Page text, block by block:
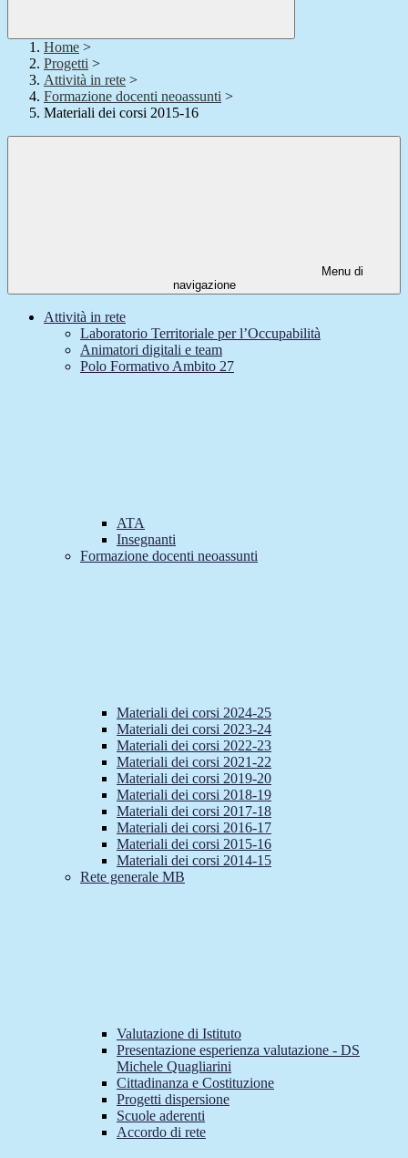
Home >
Progetti >
Attività in rete >
Formazione docenti neoassunti >
Materiali dei corsi 2015-16
Menu di
navigazione
Attività in rete
Laboratorio Territoriale per l’Occupabilità
Animatori digitali e team
Polo Formativo Ambito 27
ATA
Insegnanti
Formazione docenti neoassunti
Materiali dei corsi 2024-25
Materiali dei corsi 2023-24
Materiali dei corsi 2022-23
Materiali dei corsi 2021-22
Materiali dei corsi 2019-20
Materiali dei corsi 2018-19
Materiali dei corsi 2017-18
Materiali dei corsi 2016-17
Materiali dei corsi 2015-16
Materiali dei corsi 2014-15
Rete generale MB
Valutazione di Istituto
Presentazione esperienza valutazione - DS
Michele Quagliarini
Cittadinanza e Costituzione
Progetti dispersione
Scuole aderenti
Accordo di rete